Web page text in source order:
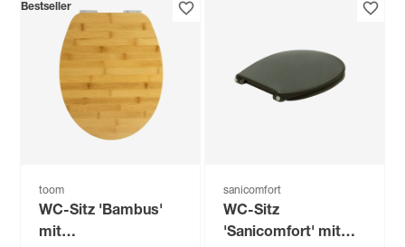
Bestseller
toom
WC-Sitz 'Bambus'
mit
sanicomfort
WC-Sitz
'Sanicomfort' mit